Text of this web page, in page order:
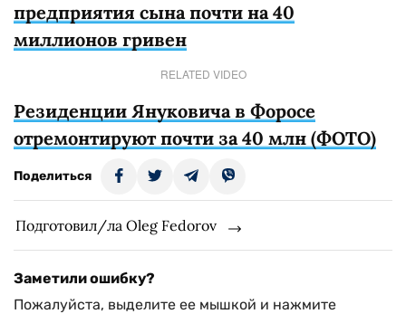
предприятия сына почти на 40
миллионов гривен
RELATED VIDEO
Резиденции Януковича в Форосе
отремонтируют почти за 40 млн (ФОТО)
Поделиться
Подготовил/ла Oleg Fedorov
Заметили ошибку?
Пожалуйста, выделите ее мышкой и нажмите